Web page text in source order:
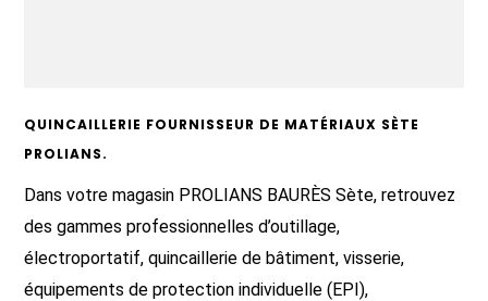
QUINCAILLERIE FOURNISSEUR DE MATÉRIAUX SÈTE
PROLIANS.
Dans votre magasin PROLIANS BAURÈS Sète, retrouvez
des gammes professionnelles d’outillage,
électroportatif, quincaillerie de bâtiment, visserie,
équipements de protection individuelle (EPI),